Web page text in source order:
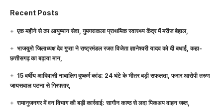
Recent Posts
एक महीने से ठप आयुष्मान सेवा, गुमगराकला प्राथमिक स्वास्थ्य केंद्र में मरीज बेहाल,
भाजयुमो जिलाध्यक्ष देव गुप्ता ने राष्ट्रमंडल रजत विजेता ज्ञानेश्वरी यादव को दी बधाई, कहा-
छत्तीसगढ़ का बढ़ाया मान,
15 वर्षीय आदिवासी नाबालिग दुष्कर्म कांड: 24 घंटे के भीतर बड़ी सफलता, फरार आरोपी तरुण
जायसवाल पटना से गिरफ्तार,
रामानुजनगर में वन विभाग की बड़ी कार्रवाई: सागौन काष्ठ से लदा पिकअप वाहन जब्त,